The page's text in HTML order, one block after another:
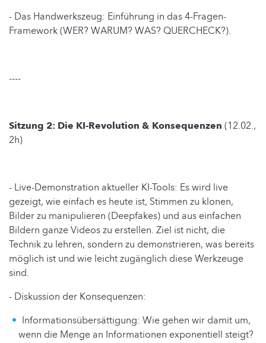
- Das Handwerkszeug: Einführung in das 4-Fragen-
Framework (WER? WARUM? WAS? QUERCHECK?).
----
Sitzung 2: Die KI-Revolution & Konsequenzen (12.02.,
2h)
- Live-Demonstration aktueller KI-Tools: Es wird live
gezeigt, wie einfach es heute ist, Stimmen zu klonen,
Bilder zu manipulieren (Deepfakes) und aus einfachen
Bildern ganze Videos zu erstellen. Ziel ist nicht, die
Technik zu lehren, sondern zu demonstrieren, was bereits
möglich ist und wie leicht zugänglich diese Werkzeuge
sind.
- Diskussion der Konsequenzen:
Informationsübersättigung: Wie gehen wir damit um,
wenn die Menge an Informationen exponentiell steigt?